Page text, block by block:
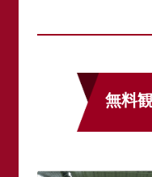
無料